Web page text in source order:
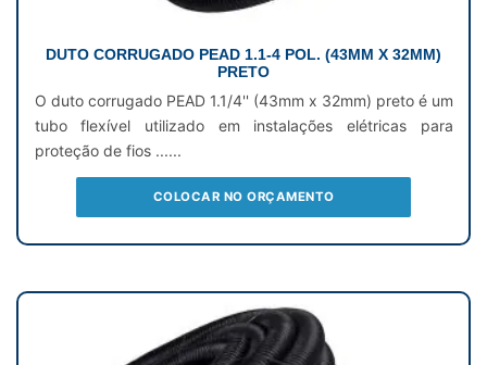
DUTO CORRUGADO PEAD 1.1-4 POL. (43MM X 32MM)
PRETO
O duto corrugado PEAD 1.1/4'' (43mm x 32mm) preto é um
tubo flexível utilizado em instalações elétricas para
proteção de fios ......
COLOCAR NO ORÇAMENTO